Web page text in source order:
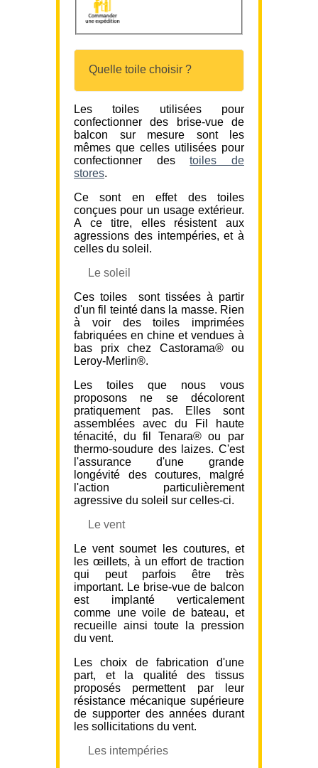
Quelle toile choisir ?
Les toiles utilisées pour
confectionner des brise-vue de
balcon sur mesure sont les
mêmes que celles utilisées pour
confectionner destoiles de
stores.
Ce sont en effet des toiles
conçues pour un usage extérieur.
A ce titre, elles résistent aux
agressions des intempéries, et à
celles du soleil.
Le soleil
Ces toiles sont tissées à partir
d'un fil teinté dans la masse. Rien
à voir des toiles imprimées
fabriquées en chine et vendues à
bas prix chez Castorama® ou
Leroy-Merlin®.
Les toiles que nous vous
proposons ne se décolorent
pratiquement pas. Elles sont
assemblées avec du Fil haute
ténacité, du fil Tenara® ou par
thermo-soudure des laizes. C'est
l'assurance d'une grande
longévité des coutures, malgré
l'action particulièrement
agressive du soleil sur celles-ci.
Le vent
Le vent soumet les coutures, et
les œillets, à un effort de traction
qui peut parfois être très
important. Le brise-vue de balcon
est implanté verticalement
comme une voile de bateau, et
recueille ainsi toute la pression
du vent.
Les choix de fabrication d'une
part, et la qualité des tissus
proposés permettent par leur
résistance mécanique supérieure
de supporter des années durant
les sollicitations du vent.
Les intempéries